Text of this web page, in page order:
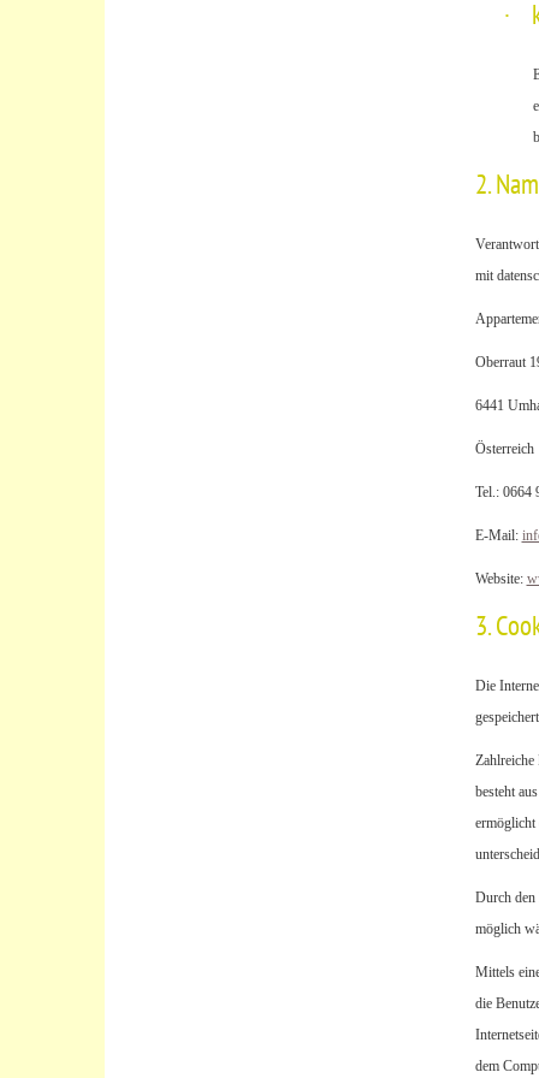
·
2.
mit
Oberraut
6441
Österreich
Tel.: 0664
E-Mail:
Website:
3.
Die
Zahlreiche
besteht
ermöglicht
Durch den
möglich
Mittels
die
dem